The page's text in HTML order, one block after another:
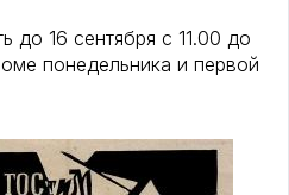
до 16 сентября с 11.00 до
понедельника и первой